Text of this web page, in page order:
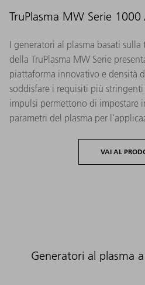
TruPlasma MW Serie
I generatori al plasma basati
della TruPlasma MW Serie
piattaforma innovativo e densità
soddisfare i requisiti più
impulsi permettono di impostare
parametri del plasma per
VAI AL
Generatori al plasma